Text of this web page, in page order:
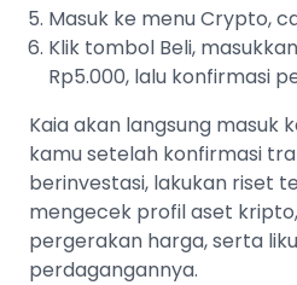
Masuk ke menu Crypto,
Klik tombol Beli,
Rp5.000, lalu konfirmasi
Kaia akan langsung masuk
kamu setelah konfirmasi
berinvestasi, lakukan riset
mengecek profil aset
pergerakan harga, serta
perdagangannya.